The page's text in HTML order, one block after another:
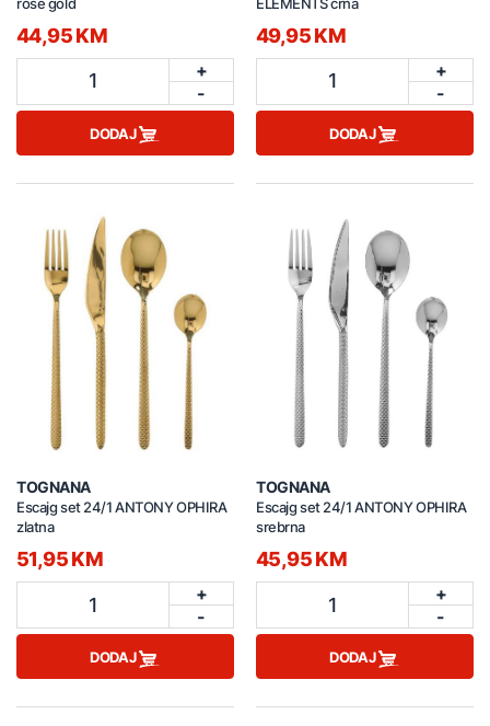
44,95 KM
1
+
-
DODAJ
49,95 KM
1
+
-
DODAJ
TOGNANA
Escajg set 24/1 ANTONY OPHIRA
zlatna
51,95 KM
1
+
-
DODAJ
TOGNANA
Escajg set 24/1 ANTONY OPHIRA
srebrna
45,95 KM
1
+
-
DODAJ